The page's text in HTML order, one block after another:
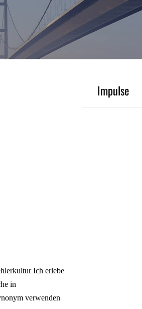
Impulse
Ich erlebe
in
verwenden